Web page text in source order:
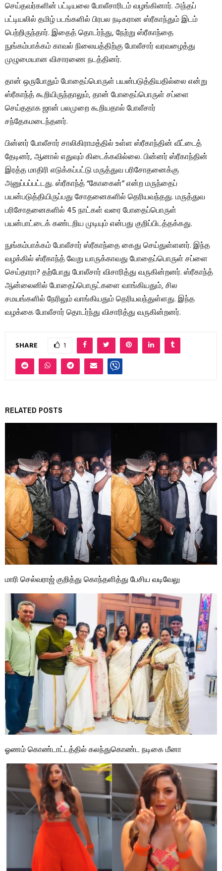
செய்தவர்களின் பட்டியலை போலீசாரிடம் வழங்கினார். அந்தப்
பட்டியலில் தமிழ் படங்களில் பிரபல நடிகரான ஸ்ரீகாந்தும் இடம்
பெற்றிருந்தார். இதைத் தொடர்ந்து, நேற்று ஸ்ரீகாந்தை
நுங்கம்பாக்கம் காவல் நிலையத்திற்கு போலீசார் வரவழைத்து
முழுமையான விசாரணை நடத்தினர்.
தான் ஒருபோதும் போதைப்பொருள் பயன்படுத்தியதில்லை என்று
ஸ்ரீகாந்த் கூறியிருந்தாலும், தான் போதைப்பொருள் சப்ளை
செய்ததாக ஜான் பலமுறை கூறியதால் போலீசார்
சந்தேகமடைந்தனர்.
பின்னர் போலீசார் சாலிகிராமத்தில் உள்ள ஸ்ரீகாந்தின் வீட்டைத்
தேடினர், ஆனால் எதுவும் கிடைக்கவில்லை. பின்னர் ஸ்ரீகாந்தின்
இரத்த மாதிரி எடுக்கப்பட்டு மருத்துவ பரிசோதனைக்கு
அனுப்பப்பட்டது. ஸ்ரீகாந்த் “கோகைன்” என்ற மருந்தைப்
பயன்படுத்தியிருப்பது சோதனைகளில் தெரியவந்தது. மருத்துவ
பரிசோதனைகளில் 45 நாட்கள் வரை போதைப்பொருள்
பயன்பாட்டைக் கண்டறிய முடியும் என்பது குறிப்பிடத்தக்கது.
நுங்கம்பாக்கம் போலீசார் ஸ்ரீகாந்தை கைது செய்துள்ளனர். இந்த
வழக்கில் ஸ்ரீகாந்த் வேறு யாருக்காவது போதைப்பொருள் சப்ளை
செய்தாரா? தற்போது போலீசார் விசாரித்து வருகின்றனர். ஸ்ரீகாந்த்
ஆன்லைனில் போதைப்பொருட்களை வாங்கியதும், சில
சமயங்களில் நேரிலும் வாங்கியதும் தெரியவந்துள்ளது. இந்த
வழக்கை போலீசார் தொடர்ந்து விசாரித்து வருகின்றனர்.
SHARE 1
RELATED POSTS
மாரி செல்வராஜ் குறித்து கொந்தளித்து பேசிய வடிவேலு
ஓணம் கொண்டாட்டத்தில் கலந்துகொண்ட நடிகை மீனா